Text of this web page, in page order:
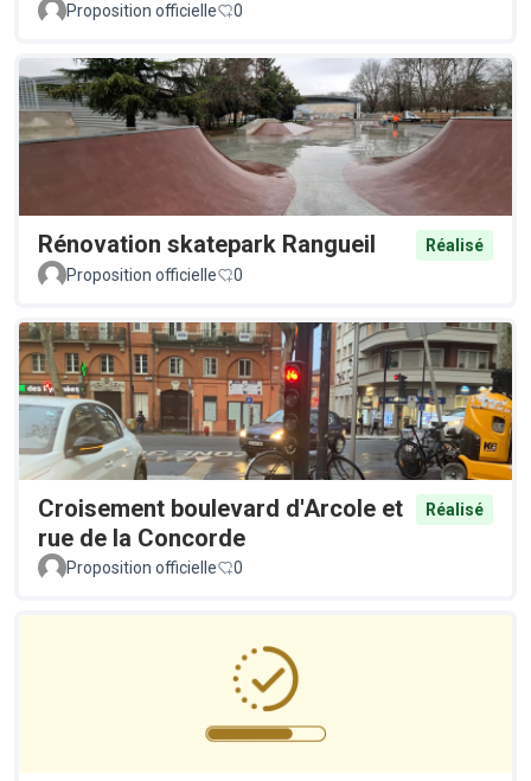
Proposition officielle
0
Rénovation skatepark Rangueil
Réalisé
Proposition officielle
0
Croisement boulevard d'Arcole et
rue de la Concorde
Réalisé
Proposition officielle 0